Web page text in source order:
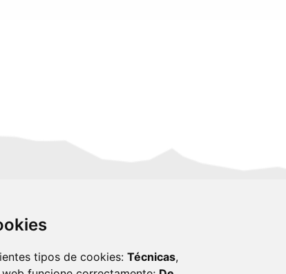
tipos de cookies: Técnicas,